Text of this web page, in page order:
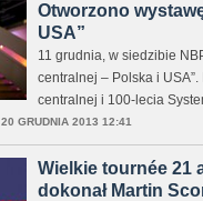
Otworzono
USA”
11 grudnia, w siedzibie
centralnej – Polska i
centralnej i 100-lecia
20 GRUDNIA 2013 12:41
Wielkie tournée 21
dokonał Martin